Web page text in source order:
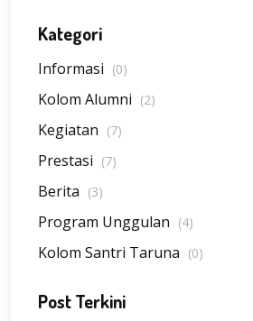
Kategori
Informasi (0)
Kolom Alumni (2)
Kegiatan (7)
Prestasi (7)
Berita (3)
Program Unggulan (4)
Kolom Santri Taruna (0)
Post Terkini